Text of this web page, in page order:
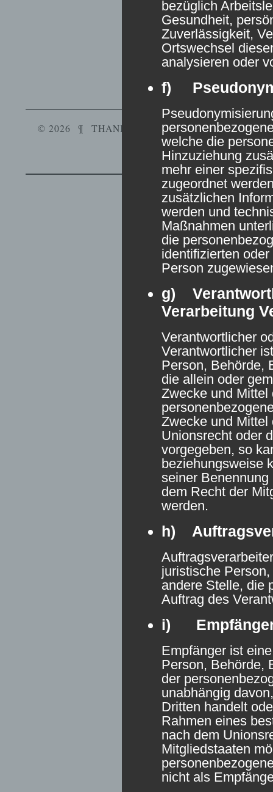
© 2026 ¶ THANKS, WORDPRESS. ¶
bezüglich
Gesundheit,
Zuverlässigkeit,
Ortswechsel
analysieren oder
f)
welche die
Hinzuziehung
mehr einer
zugeordnet
zusätzlichen
werden und
Maßnahmen
die
identifizierten
Person
g)
Verarbeitung
Verantwortlicher
Verantwortlicher
Person, Behörde,
die allein oder
Zwecke und Mittel
Zwecke und Mittel
Unionsrecht oder
vorgegeben, so
beziehungsweise
seiner
dem Recht der
werden.
h)
juristische
andere Stelle, die
Auftrag des
i)
Empfänger ist
Person, Behörde,
der
unabhängig
Dritten handelt
Rahmen eines
nach dem
Mitgliedstaaten
nicht als